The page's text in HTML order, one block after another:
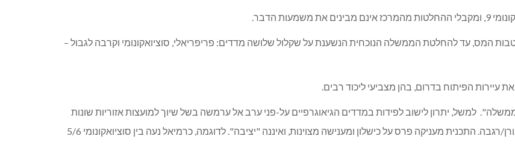
הדבר.
המס, עד להחלטת הממשלה הנוכחית הנשענת על שקלול שלושה מדדים: פריפריאלי, סוציואקונומי וקרבה לגבול –
הפיתוח בדרום, בהן מצביעי ליכוד רבים.
למשל, יתרון לישוב לפידות במדדים הגיאוגרפיים על-פני ערב אל ערמשה בשל שיוך למועצות אזוריות שונות
(מעלה יוסף ומטה אשר) וקביעת מיקום ע"פ "מבנה המועצה" בגורן/רגבה. התכנית מעניקה פרס על כישלון ומענישה מצוינות, ואיננה "יציבה". לדוגמה, כרמיאל נעה בין סוציואקונומי 5/6